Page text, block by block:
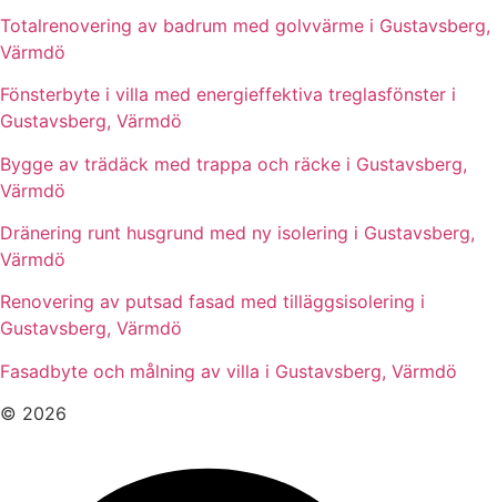
Totalrenovering av badrum med golvvärme i Gustavsberg,
Värmdö
Fönsterbyte i villa med energieffektiva treglasfönster i
Gustavsberg, Värmdö
Bygge av trädäck med trappa och räcke i Gustavsberg,
Värmdö
Dränering runt husgrund med ny isolering i Gustavsberg,
Värmdö
Renovering av putsad fasad med tilläggsisolering i
Gustavsberg, Värmdö
Fasadbyte och målning av villa i Gustavsberg, Värmdö
© 2026